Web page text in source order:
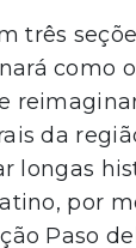
três
como
da
longas
por
Paso